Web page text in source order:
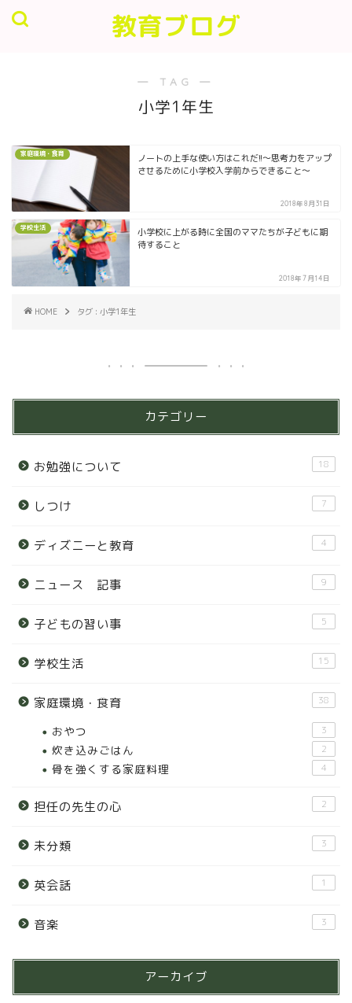
教育ブログ
― TAG ―
小学1年生
家庭環境・食育
ノートの上手な使い方はこれだ!!～思考力をアップ
させるために小学校入学前からできること～
2018年8月31日
学校生活
小学校に上がる時に全国のママたちが子どもに期
待すること
2018年7月14日
HOME タグ : 小学1年生
カテゴリー
お勉強について 18
しつけ 7
ディズニーと教育 4
ニュース 記事 9
子どもの習い事 5
学校生活 15
家庭環境・食育 38
おやつ 3
炊き込みごはん 2
骨を強くする家庭料理 4
担任の先生の心 2
未分類 3
英会話 1
音楽 3
アーカイブ